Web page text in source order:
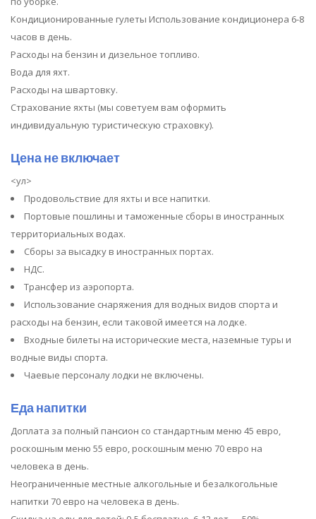
Кондиционированные гулеты Использование кондиционера 6-8
часов в день.
Расходы на бензин и дизельное топливо.
Вода для яхт.
Расходы на швартовку.
Страхование яхты (мы советуем вам оформить
индивидуальную туристическую страховку).
Цена не включает
<ул>
Продовольствие для яхты и все напитки.
Портовые пошлины и таможенные сборы в иностранных
территориальных водах.
Сборы за высадку в иностранных портах.
НДС.
Трансфер из аэропорта.
Использование снаряжения для водных видов спорта и
расходы на бензин, если таковой имеется на лодке.
Входные билеты на исторические места, наземные туры и
водные виды спорта.
Чаевые персоналу лодки не включены.
Еда напитки
Доплата за полный пансион со стандартным меню 45 евро,
роскошным меню 55 евро, роскошным меню 70 евро на
человека в день.
Неограниченные местные алкогольные и безалкогольные
напитки 70 евро на человека в день.